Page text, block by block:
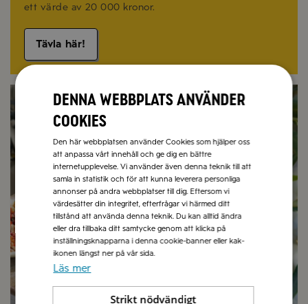
ett värde av 20 000 kronor.
Tävla här!
Recept på sommarmat
Denna webbplats använder
cookies
Den här webbplatsen använder Cookies som hjälper oss
att anpassa vårt innehåll och ge dig en bättre
internetupplevelse. Vi använder även denna teknik till att
samla in statistik och för att kunna leverera personliga
annonser på andra webbplatser till dig. Eftersom vi
värdesätter din integritet, efterfrågar vi härmed ditt
tillstånd att använda denna teknik. Du kan alltid ändra
eller dra tillbaka ditt samtycke genom att klicka på
inställningsknapparna i denna cookie-banner eller kak-
ikonen längst ner på vår sida.
Läs mer
Strikt nödvändigt